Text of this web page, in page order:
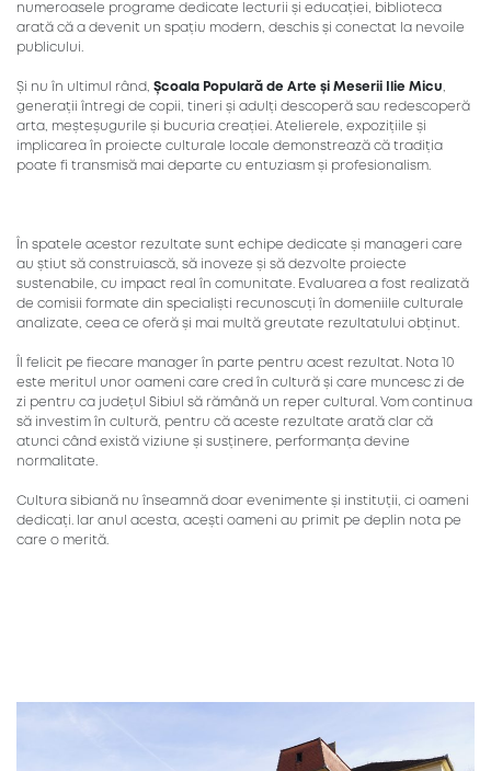
numeroasele programe dedicate lecturii și educației, biblioteca
arată că a devenit un spațiu modern, deschis și conectat la nevoile
publicului.
Și nu în ultimul rând, Școala Populară de Arte și Meserii Ilie Micu
generații întregi de copii, tineri și adulți descoperă sau redescoperă
arta, meșteșugurile și bucuria creației. Atelierele, expozițiile și
implicarea în proiecte culturale locale demonstrează că tradiția
poate fi transmisă mai departe cu entuziasm și profesionalism.
În spatele acestor rezultate sunt echipe dedicate și manageri care
au știut să construiască, să inoveze și să dezvolte proiecte
sustenabile, cu impact real în comunitate. Evaluarea a fost realizată
de comisii formate din specialiști recunoscuți în domeniile culturale
analizate, ceea ce oferă și mai multă greutate rezultatului obținut.
Îl felicit pe fiecare manager în parte pentru acest rezultat. Nota 10
este meritul unor oameni care cred în cultură și care muncesc zi de
zi pentru ca județul Sibiul să rămână un reper cultural. Vom continua
să investim în cultură, pentru că aceste rezultate arată clar că
atunci când există viziune și susținere, performanța devine
normalitate.
Cultura sibiană nu înseamnă doar evenimente și instituții, ci oameni
dedicați. Iar anul acesta, acești oameni au primit pe deplin nota pe
care o merită.